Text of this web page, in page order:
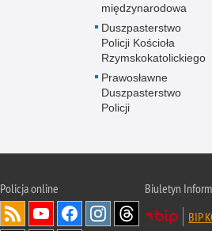
międzynarodowa
Duszpasterstwo
Policji Kościoła
Rzymskokatolickiego
Prawosławne
Duszpasterstwo
Policji
Policjaonline
Biuletyn
BIP